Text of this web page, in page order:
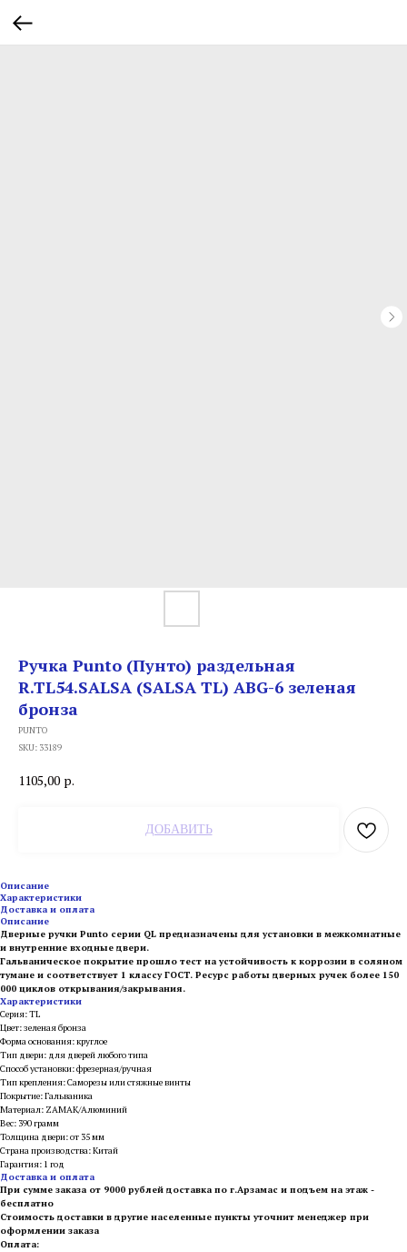
Ручка Punto (Пунто) раздельная
R.TL54.SALSA (SALSA TL) ABG-6 зеленая
бронза
PUNTO
SKU: 33189
1105,00 р.
ДОБАВИТЬ
Описание
Характеристики
Доставка и оплата
Описание
Дверные ручки Punto серии QL предназначены для установки в межкомнатные
и внутренние входные двери.
Гальваническое покрытие прошло тест на устойчивость к коррозии в соляном
тумане и соответствует 1 классу ГОСТ. Ресурс работы дверных ручек более 150
000 циклов открывания/закрывания.
Характеристики
Серия: TL
Цвет: зеленая бронза
Форма основания: круглое
Тип двери: для дверей любого типа
Способ установки: фрезерная/ручная
Тип крепления: Саморезы или стяжные винты
Покрытие: Гальваника
Материал: ZAMAK/Алюминий
Вес: 390 грамм
Толщина двери: от 35 мм
Страна производства: Китай
Гарантия: 1 год
Доставка и оплата
При сумме заказа от 9000 рублей доставка по г.Арзамас и подъем на этаж -
бесплатно
Стоимость доставки в другие населенные пункты уточнит менеджер при
оформлении заказа
Оплата: